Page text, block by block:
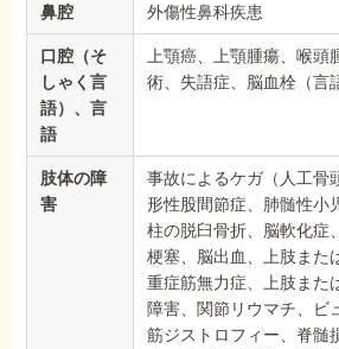
鼻腔 外傷性鼻科疾患
口腔（そ
しゃく言
語）、言
語
上顎癌、上顎腫瘍、喉
術、失語症、脳血栓（言
肢体の障
害
事故によるケガ（人工骨
形性股間節症、肺髄性小
柱の脱臼骨折、脳軟化症
梗塞、脳出血、上肢また
重症筋無力症、上肢また
障害、関節リウマチ、ビ
筋ジストロフィー、脊髄